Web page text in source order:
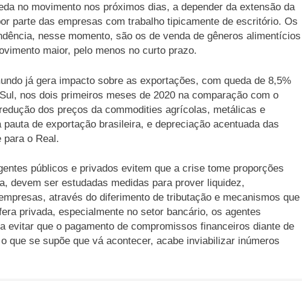
no movimento nos próximos dias, a depender da extensão da
parte das empresas com trabalho tipicamente de escritório. Os
nesse momento, são os de venda de gêneros alimentícios
maior, pelo menos no curto prazo.
já gera impacto sobre as exportações, com queda de 8,5%
nos dois primeiros meses de 2020 na comparação com o
dos preços da commodities agrícolas, metálicas e
de exportação brasileira, e depreciação acentuada das
para o Real.
públicos e privados evitem que a crise tome proporções
devem ser estudadas medidas para prover liquidez,
através do diferimento de tributação e mecanismos que
privada, especialmente no setor bancário, os agentes
evitar que o pagamento de compromissos financeiros diante de
que se supõe que vá acontecer, acabe inviabilizar inúmeros